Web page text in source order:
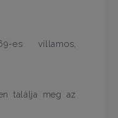
es villamos,
találja meg az